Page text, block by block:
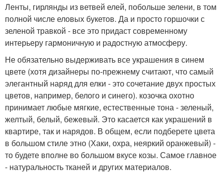
Ленты, гирлянды из ветвей елей, побольше зелени, в том
полной числе еловых букетов. Да и просто горшочки с
зеленой травкой - все это придаст современному
интерьеру гармоничную и радостную атмосферу.
Не обязательно выдерживать все украшения в синем
цвете (хотя дизайнеры по-прежнему считают, что самый
элегантный наряд для елки - это сочетание двух простых
цветов, например, белого и синего). козочка охотно
принимает любые мягкие, естественные тона - зеленый,
желтый, белый, бежевый. Это касается как украшений в
квартире, так и нарядов. В общем, если подберете цвета
в большом стиле этно (Хаки, охра, неяркий оранжевый) -
то будете вполне во большом вкусе козы. Самое главное
- натуральность тканей и других материалов.